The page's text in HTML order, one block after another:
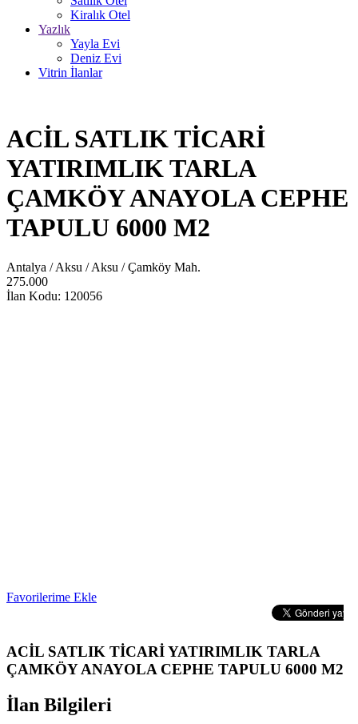
Kiralık Otel
Yazlık
Yayla Evi
Deniz Evi
Vitrin İlanlar
ACİL SATLIK TİCARİ
YATIRIMLIK TARLA
ÇAMKÖY ANAYOLA CEPHE
TAPULU 6000 M2
Antalya / Aksu / Aksu / Çamköy Mah.
275.000
İlan Kodu: 120056
Favorilerime Ekle
ACİL SATLIK TİCARİ YATIRIMLIK TARLA
ÇAMKÖY ANAYOLA CEPHE TAPULU 6000 M2
İlan Bilgileri